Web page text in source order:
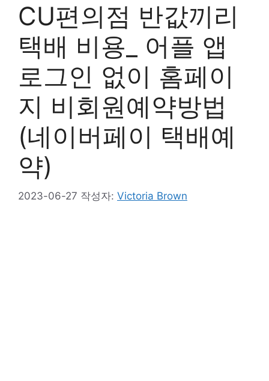
CU편의점 반값끼리
택배 비용_ 어플 앱
로그인 없이 홈페이
지 비회원예약방법
(네이버페이 택배예
약)
2023-06-27 작성자: Victoria Brown